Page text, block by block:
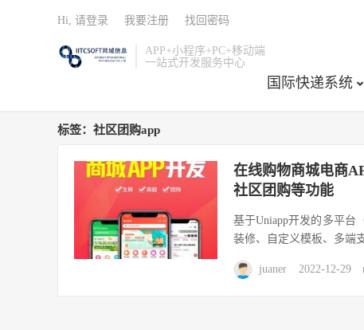
APP+小程序+PC+移动端
一站式开发服务中心
国际快递系统
Hi, 请登录 我要注册 找回密码
标签：社区团购app
在线购物商城电商
社区团购等功能
基于Uniapp开发的多平台
装修、自定义模板、多端
juaner 2022-12-29